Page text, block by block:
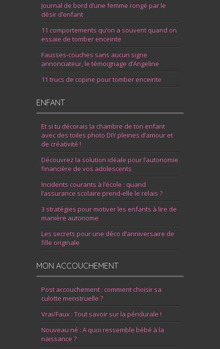
Journal de bord d’une femme rongé par le
désir d’enfant
11 comportements qu’on a souvent quand on
essaie de tomber enceinte
Fausses-couches sans aucun signe
annonciateur, le témoignage d’Angeline
11 trucs de copine pour tomber enceinte
ENFANT
Et si tu décorais la chambre de ton enfant
avec des toiles photo DIY pleines d’amour et
de créativité !
Découvrez la solution idéale pour l’autonomie
financière de vos adolescents
Incidents courants à l’école : quand
l’assurance scolaire prend-elle le relais ?
3 stratégies pour motiver les enfants à lire de
manière autonome
Les secrets pour une déco d’anniversaire de
fille originale
MON ACCOUCHEMENT
Post accouchement : comment choisir sa
culotte menstruelle ?
Vrai/Faux : Tout savoir sur la péridurale !
Nouveau né : A quoi ressemble bébé à la
naissance ?